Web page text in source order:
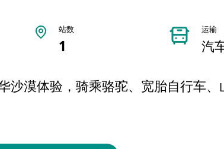
站数
1
运输
汽
沙漠体验，骑乘骆驼、宽胎自行车